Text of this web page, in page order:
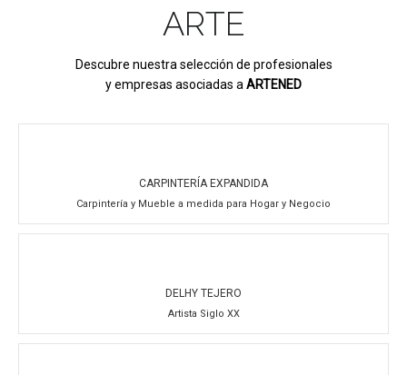
ARTE
Descubre nuestra selección de profesionales
y empresas asociadas a ARTENED
CARPINTERÍA EXPANDIDA
Carpintería y Mueble a medida para Hogar y Negocio
DELHY TEJERO
Artista Siglo XX